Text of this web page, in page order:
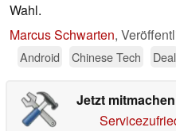
Wahl.
Marcus Schwarten,
Android
Chinese Tech Deal
Jetzt